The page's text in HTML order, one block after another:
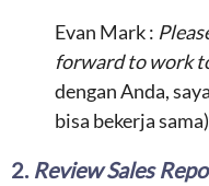
Evan Mark :
forward to work
dengan Anda,
bisa bekerja sama)
2. Review Sales